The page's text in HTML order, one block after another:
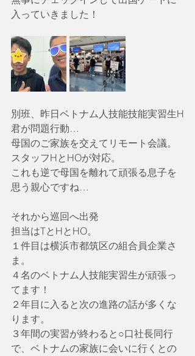
入っていきました！
別班、昨日ベトナム人技能技能実習生H
君が問題行動…
母国のご家族を交えてリモート会議。
スタッフHとHOが対応。
これも逆で母国を離れて頑張る息子を
思う親心ですね…
それから巡回へ出発
担当はTとHとHO。
１件目は横浜市都筑区の組合員企業さ
ま。
４名のベトナム人技能実習生が頑張っ
てます！
２年目に入ると次の進路の話が多くな
ります。
３年間の実習が終わると○口社長同行
で、ベトナムの家族に会いに行くとの